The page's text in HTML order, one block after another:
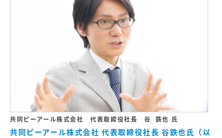
共同ピーアール株式会社代表取締役社長谷 鉄也 氏
共同ピーアール株式会社 代表取締役社長 谷鉄也氏（以